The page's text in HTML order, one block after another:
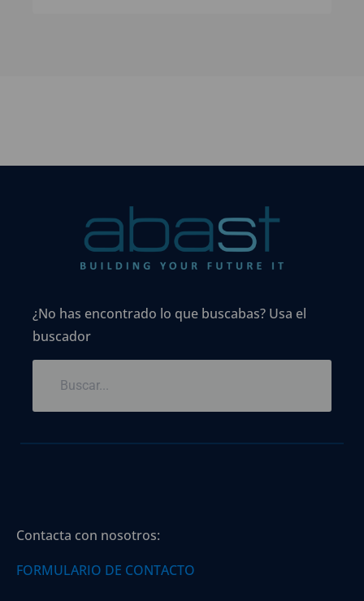
¿No has encontrado lo que buscabas? Usa el
buscador
Contacta con nosotros:
FORMULARIO DE CONTACTO